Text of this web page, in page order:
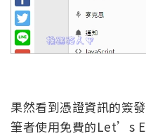
果然看到憑證資訊的簽
筆者使用免費的Let’s